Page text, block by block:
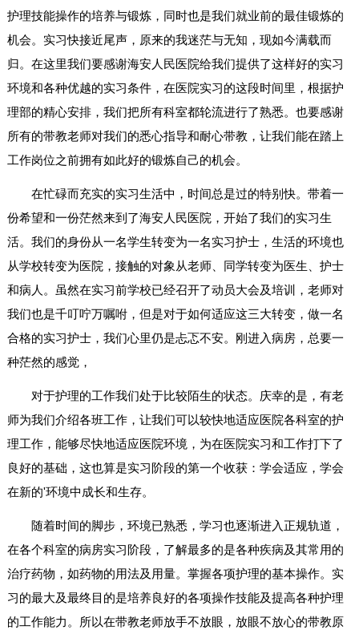
护理技能操作的培养与锻炼，同时也是我们就业前的最佳锻炼的
机会。实习快接近尾声，原来的我迷茫与无知，现如今满载而
归。在这里我们要感谢海安人民医院给我们提供了这样好的实习
环境和各种优越的实习条件，在医院实习的这段时间里，根据护
理部的精心安排，我们把所有科室都轮流进行了熟悉。也要感谢
所有的带教老师对我们的悉心指导和耐心带教，让我们能在踏上
工作岗位之前拥有如此好的锻炼自己的机会。
在忙碌而充实的实习生活中，时间总是过的特别快。带着一
份希望和一份茫然来到了海安人民医院，开始了我们的实习生
活。我们的身份从一名学生转变为一名实习护士，生活的环境也
从学校转变为医院，接触的对象从老师、同学转变为医生、护士
和病人。虽然在实习前学校已经召开了动员大会及培训，老师对
我们也是千叮咛万嘱咐，但是对于如何适应这三大转变，做一名
合格的实习护士，我们心里仍是忐忑不安。刚进入病房，总要一
种茫然的感觉，
对于护理的工作我们处于比较陌生的状态。庆幸的是，有老
师为我们介绍各班工作，让我们可以较快地适应医院各科室的护
理工作，能够尽快地适应医院环境，为在医院实习和工作打下了
良好的基础，这也算是实习阶段的第一个收获：学会适应，学会
在新的'环境中成长和生存。
随着时间的脚步，环境已熟悉，学习也逐渐进入正规轨道，
在各个科室的病房实习阶段，了解最多的是各种疾病及其常用的
治疗药物，如药物的用法及用量。掌握各项护理的基本操作。实
习的最大及最终目的是培养良好的各项操作技能及提高各种护理
的工作能力。所以在带教老师放手不放眼，放眼不放心的带教原